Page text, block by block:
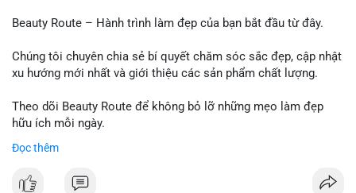
Beauty Route – Hành trình làm đẹp của bạn bắt đầu từ đây.
Chúng tôi chuyên chia sẻ bí quyết chăm sóc sắc đẹp, cập nhật
xu hướng mới nhất và giới thiệu các sản phẩm chất lượng.
Theo dõi Beauty Route để không bỏ lỡ những mẹo làm đẹp
hữu ích mỗi ngày.
Đọc thêm